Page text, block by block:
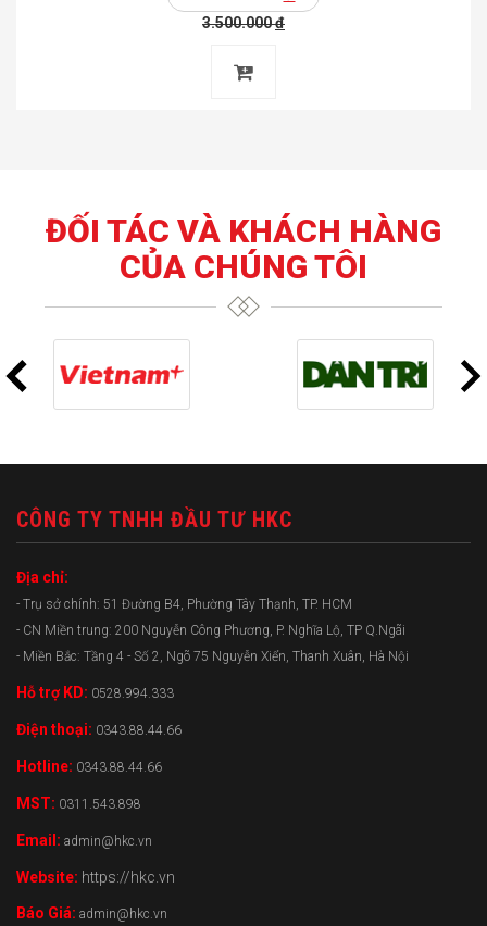
3.500.000đ
ĐỐI TÁC VÀ KHÁCH HÀNG
CỦA CHÚNG TÔI
CÔNG TY TNHH ĐẦU TƯ HKC
Địa chỉ:
- Trụ sở chính: 51 Đường B4, Phường Tây Thạnh, TP. HCM
- CN Miền trung: 200 Nguyễn Công Phương, P. Nghĩa Lộ, TP Q.Ngãi
- Miền Bắc: Tầng 4 - Số 2, Ngõ 75 Nguyễn Xiển, Thanh Xuân, Hà Nội
Hỗ trợ KD: 0528.994.333
Điện thoại: 0343.88.44.66
Hotline: 0343.88.44.66
MST: 0311.543.898
Email: admin@hkc.vn
Website: https://hkc.vn
Báo Giá: admin@hkc.vn